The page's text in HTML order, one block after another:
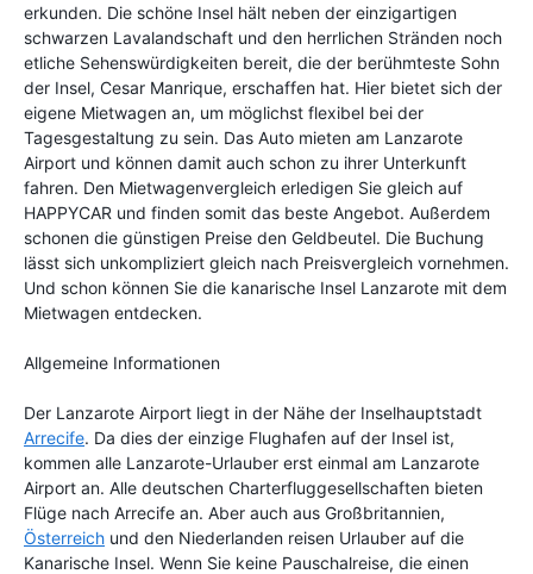
erkunden. Die schöne Insel hält neben der einzigartigen
schwarzen Lavalandschaft und den herrlichen Stränden noch
etliche Sehenswürdigkeiten bereit, die der berühmteste Sohn
der Insel, Cesar Manrique, erschaffen hat. Hier bietet sich der
eigene Mietwagen an, um möglichst flexibel bei der
Tagesgestaltung zu sein. Das Auto mieten am Lanzarote
Airport und können damit auch schon zu ihrer Unterkunft
fahren. Den Mietwagenvergleich erledigen Sie gleich auf
HAPPYCAR und finden somit das beste Angebot. Außerdem
schonen die günstigen Preise den Geldbeutel. Die Buchung
lässt sich unkompliziert gleich nach Preisvergleich vornehmen.
Und schon können Sie die kanarische Insel Lanzarote mit dem
Mietwagen entdecken.
Allgemeine Informationen
Der Lanzarote Airport liegt in der Nähe der Inselhauptstadt
Arrecife. Da dies der einzige Flughafen auf der Insel ist,
kommen alle Lanzarote-Urlauber erst einmal am Lanzarote
Airport an. Alle deutschen Charterfluggesellschaften bieten
Flüge nach Arrecife an. Aber auch aus Großbritannien,
Österreich und den Niederlanden reisen Urlauber auf die
Kanarische Insel. Wenn Sie keine Pauschalreise, die einen